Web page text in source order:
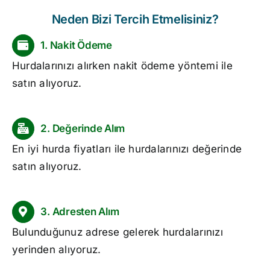
Neden Bizi Tercih Etmelisiniz?
1. Nakit Ödeme
Hurdalarınızı alırken nakit ödeme yöntemi ile
satın alıyoruz.
2. Değerinde Alım
En iyi hurda fiyatları ile hurdalarınızı değerinde
satın alıyoruz.
3. Adresten Alım
Bulunduğunuz adrese gelerek hurdalarınızı
yerinden alıyoruz.